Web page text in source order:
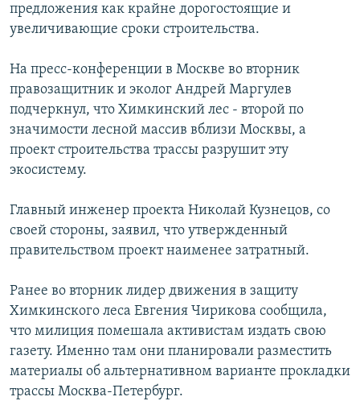
СОЦИАЛЬНЫЕ СЕТИ
предложения как крайне дорогостоящие и
увеличивающие сроки строительства.
На пресс-конференции в Москве во вторник
правозащитник и эколог Андрей Маргулев
подчеркнул, что Химкинский лес - второй по
значимости лесной массив вблизи Москвы, а
проект строительства трассы разрушит эту
экосистему.
Главный инженер проекта Николай Кузнецов, со
своей стороны, заявил, что утвержденный
правительством проект наименее затратный.
Ранее во вторник лидер движения в защиту
Химкинского леса Евгения Чирикова сообщила,
что милиция помешала активистам издать свою
газету. Именно там они планировали разместить
материалы об альтернативном варианте прокладки
трассы Москва-Петербург.